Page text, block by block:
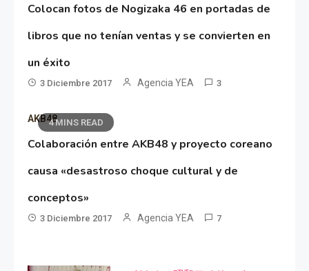
Colocan fotos de Nogizaka 46 en portadas de
libros que no tenían ventas y se convierten en
un éxito
3 Diciembre 2017 Agencia YEA 3
4 MINS READ
AKB48
Colaboración entre AKB48 y proyecto coreano
causa «desastroso choque cultural y de
conceptos»
3 Diciembre 2017 Agencia YEA 7